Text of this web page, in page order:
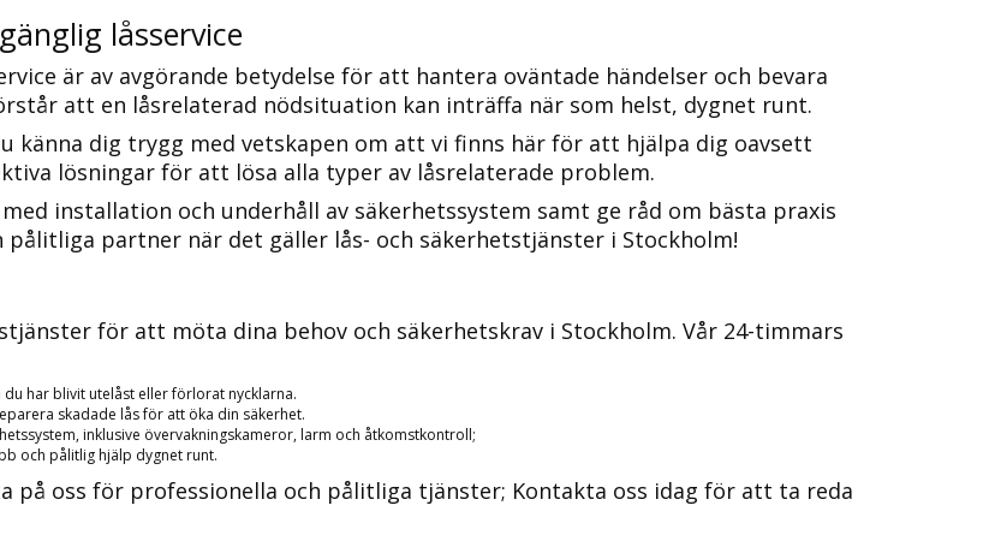
låsservice
är av avgörande betydelse för att hantera oväntade händelser och bevara
att en låsrelaterad nödsituation kan inträffa när som helst, dygnet runt.​
känna dig trygg med vetskapen om att vi finns här för att hjälpa dig oavsett
lösningar för att lösa alla typer av låsrelaterade problem.​
installation och underhåll av säkerhetssystem samt ge råd om bästa praxis
partner när det gäller lås- och säkerhetstjänster i Stockholm!​
för att möta dina behov och säkerhetskrav i Stockholm.​ Vår 24-timmars
har blivit utelåst eller förlorat nycklarna.​
skadade lås för att öka din säkerhet.​
inklusive övervakningskameror, larm och åtkomstkontroll;
och pålitlig hjälp dygnet runt.
på oss för professionella och pålitliga tjänster; Kontakta oss idag för att ta reda